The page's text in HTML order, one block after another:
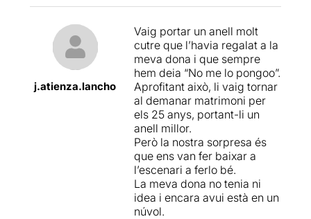
j.atienza.lancho
Vaig portar un anell molt
cutre que l’havia regalat a la
meva dona i que sempre
hem deia “No me lo pongoo”.
Aprofitant això, li vaig tornar
al demanar matrimoni per
els 25 anys, portant-li un
anell millor.
Però la nostra sorpresa és
que ens van fer baixar a
l’escenari a ferlo bé.
La meva dona no tenia ni
idea i encara avui està en un
núvol.